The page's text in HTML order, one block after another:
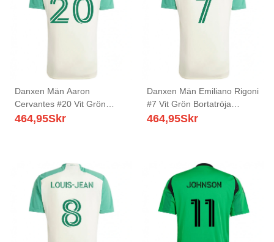
Danxen Män Aaron
Cervantes #20 Vit Grön
Bortatröja Matchtröjor
464,95Skr
Danxen Män Emiliano Rigoni
#7 Vit Grön Bortatröja
Matchtröjor 2025/26 Tröjor
464,95Skr